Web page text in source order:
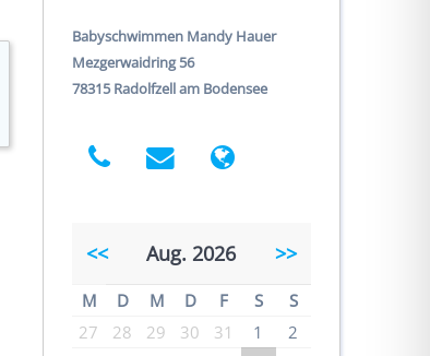
Babyschwimmen Mandy Hauer
Mezgerwaidring 56
78315 Radolfzell am Bodensee
<< Aug. 2026 >>
M D M D F S
S
27
28 29 30 31 1
2